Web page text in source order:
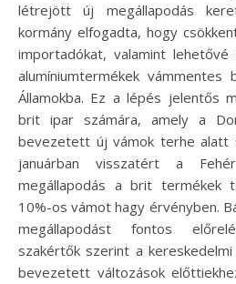
létrejött új megállapodás
kormány elfogadta, hogy
importadókat, valamint
alumíniumtermékek vámmentes
Államokba. Ez a lépés jelentős
brit ipar számára, amely a
bevezetett új vámok terhe alatt
januárban visszatért a
megállapodás a brit termékek
10%-os vámot hagy érvényben.
megállapodást fontos
szakértők szerint a
bevezetett változások